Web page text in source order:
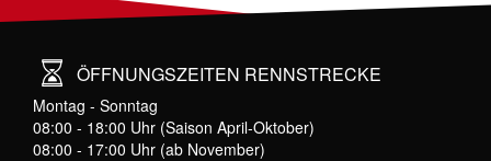
ÖFFNUNGSZEITEN RENNSTRECKE
Montag - Sonntag
08:00 - 18:00 Uhr (Saison April-Oktober)
08:00 - 17:00 Uhr (ab November)